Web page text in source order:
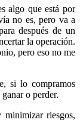
algo que está por
no es, pero va a
después de un
la operación.
pero eso no me
si lo compramos
o perder.
riesgos,